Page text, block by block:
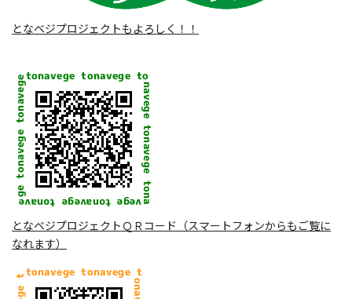
となベジプロジェクトもよろしく！！
となベジプロジェクトＱＲコード（スマートフォンからもご覧に
なれます）